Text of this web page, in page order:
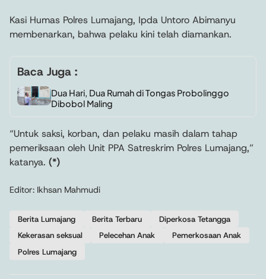
Kasi Humas Polres Lumajang, Ipda Untoro Abimanyu
membenarkan, bahwa pelaku kini telah diamankan.
Baca Juga :
Dua Hari, Dua Rumah di Tongas Probolinggo
Dibobol Maling
“Untuk saksi, korban, dan pelaku masih dalam tahap
pemeriksaan oleh Unit PPA Satreskrim Polres Lumajang,”
katanya. (*)
Editor: Ikhsan Mahmudi
Berita Lumajang Berita Terbaru
Diperkosa Tetangga
Kekerasan seksual
Pelecehan Anak
Pemerkosaan Anak
Polres Lumajang